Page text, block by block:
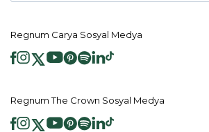
Regnum Carya Sosyal Medya
Regnum The Crown Sosyal Medya